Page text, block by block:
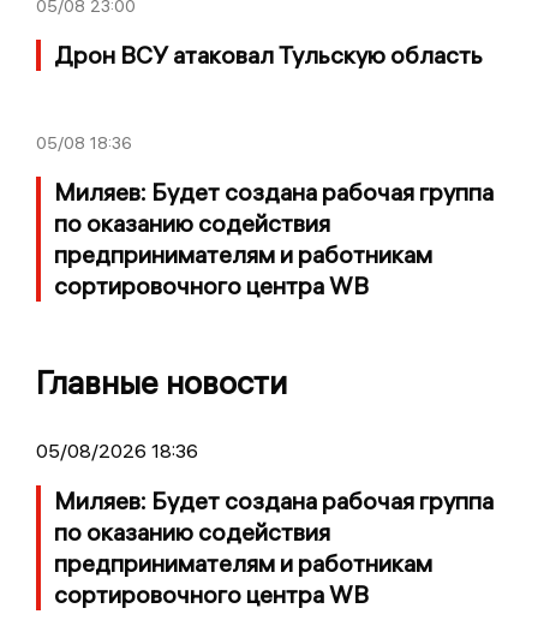
05/08 23:00
Дрон ВСУ атаковал Тульскую область
05/08 18:36
Миляев: Будет создана рабочая группа
по оказанию содействия
предпринимателям и работникам
сортировочного центра WB
Главные новости
05/08/2026 18:36
Миляев: Будет создана рабочая группа
по оказанию содействия
предпринимателям и работникам
сортировочного центра WB